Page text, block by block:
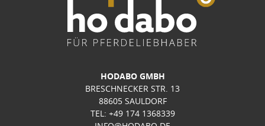
HODABO GMBH
BRESCHNECKER STR. 13
88605 SAULDORF
TEL: +49 174 1368339